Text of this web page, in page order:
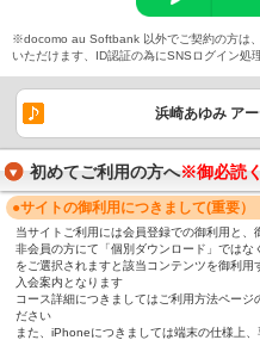
※docomo au Softbank 以外でご契約の方は
いただけます、ID認証の為にSNSログイン処
浜崎あゆみ ア
初めてご利用の方へ※御必読
●サイトの御利用につきまして(重要）
当サイトご利用には会員登録での御利用と
非会員の方にて「個別ダウンロード」ではな
をご選択されますと該当コンテンツを御利
入会案内となります
コース詳細につきましてはご利用方法ペー
ださい
また、iPhoneにつきましては端末の仕様上